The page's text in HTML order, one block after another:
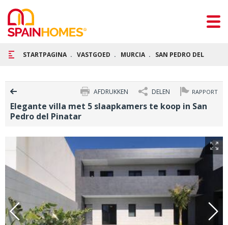
STARTPAGINA VASTGOED MURCIA SAN PEDRO DEL
RAPPORT
DELEN
AFDRUKKEN
Elegante villa met 5 slaapkamers te koop in San
Pedro del Pinatar